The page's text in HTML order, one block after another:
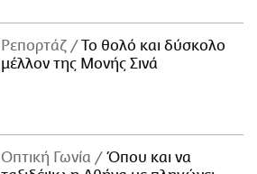
Ρεπορτάζ
Το θολό και δύσκολο
μέλλον της Μονής Σινά
Οπτική Γωνία
Όπου και να